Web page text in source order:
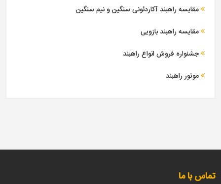
مقایسه راهبند آکاردئونی سنگین و نیم سنگین
مقایسه راهبند بازویی
جشنواره فروش انواع راهبند
موتور راهبند
تماس با ما